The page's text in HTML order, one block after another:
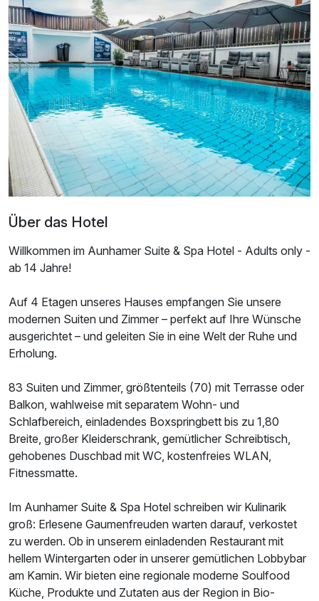
1 Erwachsenen
Ausstattung
Für 8 Tage p.P. ab910,00 €
Suite/n
2 Erwachsene
Ausstattung
Für 8 Tage p.P. ab798,00 €
Über das Hotel
Willkommen im Aunhamer Suite & Spa Hotel - Adults only -
ab 14 Jahre!
Auf 4 Etagen unseres Hauses empfangen Sie unsere
modernen Suiten und Zimmer – perfekt auf Ihre Wünsche
ausgerichtet – und geleiten Sie in eine Welt der Ruhe und
Erholung.
83 Suiten und Zimmer, größtenteils (70) mit Terrasse oder
Balkon, wahlweise mit separatem Wohn- und
Schlafbereich, einladendes Boxspringbett bis zu 1,80
Breite, großer Kleiderschrank, gemütlicher Schreibtisch,
gehobenes Duschbad mit WC, kostenfreies WLAN,
Fitnessmatte.
Im Aunhamer Suite & Spa Hotel schreiben wir Kulinarik
groß: Erlesene Gaumenfreuden warten darauf, verkostet
zu werden. Ob in unserem einladenden Restaurant mit
hellem Wintergarten oder in unserer gemütlichen Lobbybar
am Kamin. Wir bieten eine regionale moderne Soulfood
Küche, Produkte und Zutaten aus der Region in Bio-